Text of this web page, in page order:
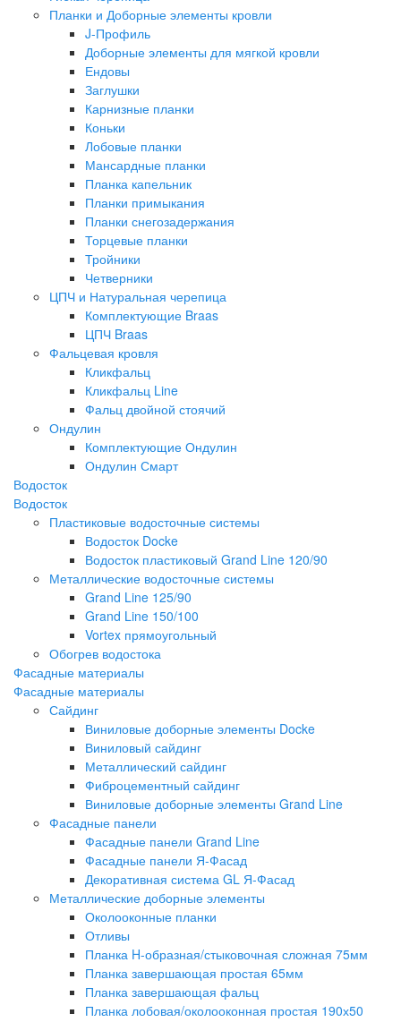
Планки и Доборные элементы кровли
J-Профиль
Доборные элементы для мягкой кровли
Ендовы
Заглушки
Карнизные планки
Коньки
Лобовые планки
Мансардные планки
Планка капельник
Планки примыкания
Планки снегозадержания
Торцевые планки
Тройники
Четверники
ЦПЧ и Натуральная черепица
Комплектующие Braas
ЦПЧ Braas
Фальцевая кровля
Кликфальц
Кликфальц Line
Фальц двойной стоячий
Ондулин
Комплектующие Ондулин
Ондулин Смарт
Водосток
Водосток
Пластиковые водосточные системы
Водосток Docke
Водосток пластиковый Grand Line 120/90
Металлические водосточные системы
Grand Line 125/90
Grand Line 150/100
Vortex прямоугольный
Обогрев водостока
Фасадные материалы
Фасадные материалы
Сайдинг
Виниловые доборные элементы Docke
Виниловый сайдинг
Металлический сайдинг
Фиброцементный сайдинг
Виниловые доборные элементы Grand Line
Фасадные панели
Фасадные панели Grand Line
Фасадные панели Я-Фасад
Декоративная система GL Я-Фасад
Металлические доборные элементы
Околооконные планки
Отливы
Планка H-образная/стыковочная сложная 75мм
Планка завершающая простая 65мм
Планка завершающая фальц
Планка лобовая/околооконная простая 190х50